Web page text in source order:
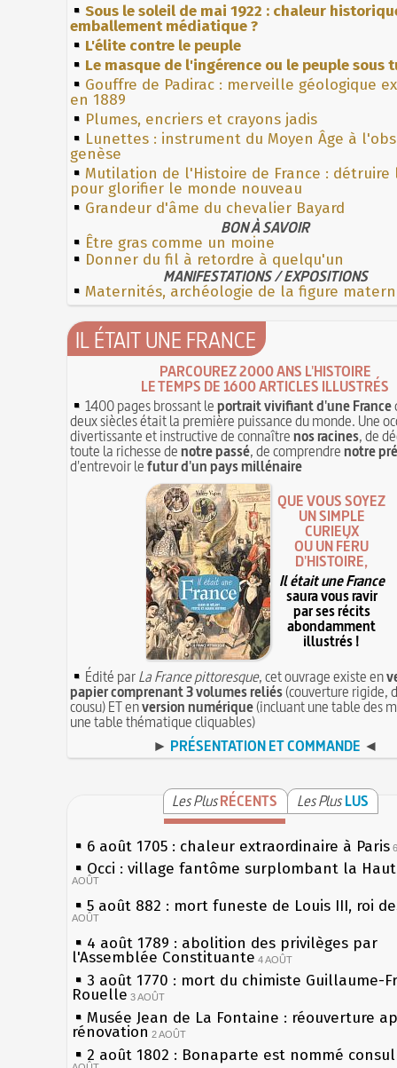
Sous le soleil de mai 1922 : chaleur
emballement médiatique ?
L'élite contre le peuple
Le masque de l'ingérence ou le peuple sous
Gouffre de Padirac : merveille géologique
en 1889
Plumes, encriers et crayons jadis
Lunettes : instrument du Moyen Âge à
genèse
Mutilation de l'Histoire de France : détruire
pour glorifier le monde nouveau
Grandeur d'âme du chevalier Bayard
BON À SAVOIR
Être gras comme un moine
Donner du fil à retordre à quelqu'un
MANIFESTATIONS / EXPOSITIONS
Maternités, archéologie de la figure
IL ÉTAIT UNE FRANCE
PARCOUREZ 2000 ANS L'HISTOIRE
LE TEMPS DE 1600 ARTICLES ILLUSTRÉS
1400 pages brossant leportrait vivifiant d'une France
deux siècles était la première puissance du monde. Une
divertissante et instructive de connaîtrenos racines, de
toute la richesse denotre passé, de comprendrenotre
d'entrevoir lefutur d'un pays millénaire
QUE VOUS SOYEZ
UN SIMPLE
CURIEUX
OU UN FÉRU
D'HISTOIRE,
Il était une France
saura vous ravir
par ses récits
abondamment
illustrés !
Édité parLa France pittoresque, cet ouvrage existe en
papier comprenant 3 volumes reliés(couverture rigide,
cousu) ET enversion numérique(incluant une table des
une table thématique cliquables)
► PRÉSENTATION ET COMMANDE ◄
Les PlusRÉCENTS Les Plus LUS
6 août 1705 : chaleur extraordinaire à Paris
Occi : village fantôme surplombant la
AOÛT
5 août 882 : mort funeste de Louis III, roi
AOÛT
4 août 1789 : abolition des privilèges par
l'Assemblée Constituante 4 AOÛT
3 août 1770 : mort du chimiste Guillaume-
Rouelle 3 AOÛT
Musée Jean de La Fontaine : réouverture
rénovation 2 AOÛT
2 août 1802 : Bonaparte est nommé